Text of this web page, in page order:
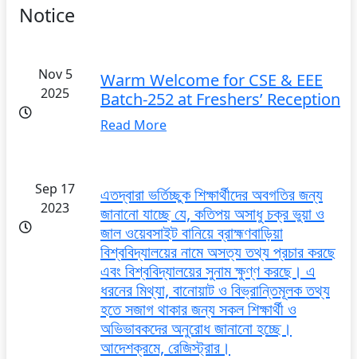
Notice
Nov 5
2025
Warm Welcome for CSE & EEE
Batch-252 at Freshers’ Reception
Read More
Sep 17
2023
এতদ্বারা ভর্তিচ্ছুক শিক্ষার্থীদের অবগতির জন্য
জানানো যাচ্ছে যে, কতিপয় অসাধু চক্র ভুয়া ও
জাল ওয়েবসাইট বানিয়ে ব্রাহ্মণবাড়িয়া
বিশ্ববিদ্যালয়ের নামে অসত্য তথ্য প্রচার করছে
এবং বিশ্ববিদ্যালয়ের সুনাম ক্ষুণ্ণ করছে। এ
ধরনের মিথ্যা, বানোয়াট ও বিভ্রান্তিমূলক তথ্য
হতে সজাগ থাকার জন্য সকল শিক্ষার্থী ও
অভিভাবকদের অনুরোধ জানানো হচ্ছে।
আদেশক্রমে, রেজিস্ট্রার।